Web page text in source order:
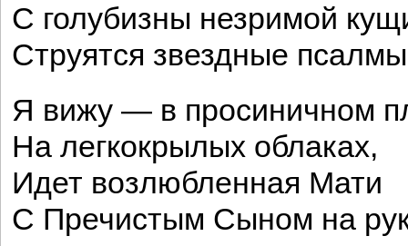
С голубизны незримой
Струятся звездные
Я вижу — в просиничном
На легкокрылых облаках,
Идет возлюбленная Мати
С Пречистым Сыном на